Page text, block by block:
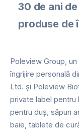
30 de ani
produse de
Poleview Group,
îngrijire personală
Ltd. și Poleview
private label
pentru duș, săpun
baie, tablete de